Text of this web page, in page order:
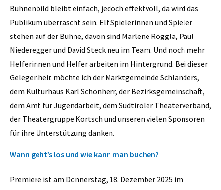
Bühnenbild bleibt einfach, jedoch effektvoll, da wird das
Publikum überrascht sein. Elf Spielerinnen und Spieler
stehen auf der Bühne, davon sind Marlene Röggla, Paul
Niederegger und David Steck neu im Team. Und noch mehr
Helferinnen und Helfer arbeiten im Hintergrund. Bei dieser
Gelegenheit möchte ich der Marktgemeinde Schlanders,
dem Kulturhaus Karl Schönherr, der Bezirksgemeinschaft,
dem Amt für Jugendarbeit, dem Südtiroler Theaterverband,
der Theatergruppe Kortsch und unseren vielen Sponsoren
für ihre Unterstützung danken.
Wann geht’s los und wie kann man buchen?
Premiere ist am Donnerstag, 18. Dezember 2025 im